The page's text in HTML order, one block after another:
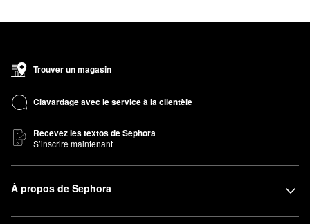
Trouver un magasin
Clavardage avec le service à la clientèle
Recevez les textos de Sephora
S’inscrire maintenant
À propos de Sephora